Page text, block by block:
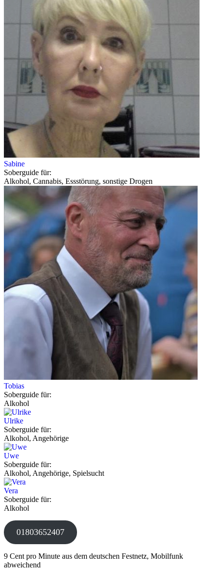
Sabine
Soberguide für:
Alkohol, Cannabis, Essstörung, sonstige Drogen
Tobias
Soberguide für:
Alkohol
Ulrike
Soberguide für:
Alkohol, Angehörige
Uwe
Soberguide für:
Alkohol, Angehörige, Spielsucht
Vera
Soberguide für:
Alkohol
01803652407
9 Cent pro Minute aus dem deutschen Festnetz, Mobilfunk
abweichend